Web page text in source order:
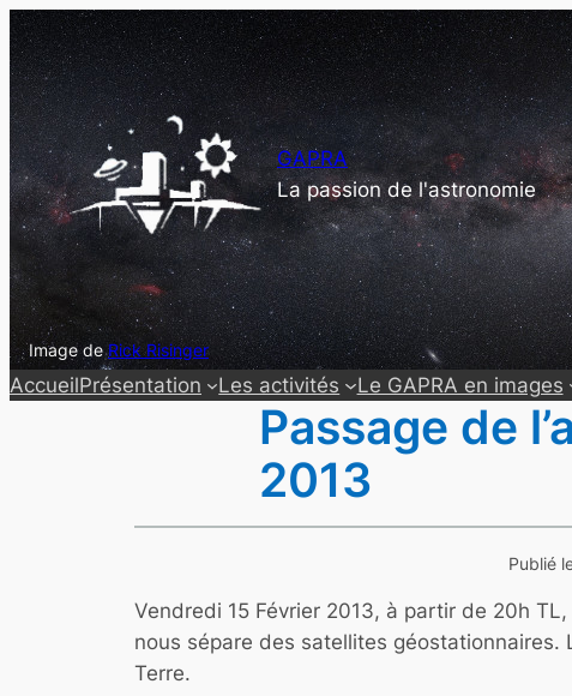
Aller
au
contenu
GAPRA
La passion de l'astronomie
Image deRick Risinger
AccueilPrésentation Les activités Le GAPRA en images
Passage de
2013
Publié
Vendredi 15 Février 2013, à partir de 20h
nous sépare des satellites géostationnaires.
Terre.